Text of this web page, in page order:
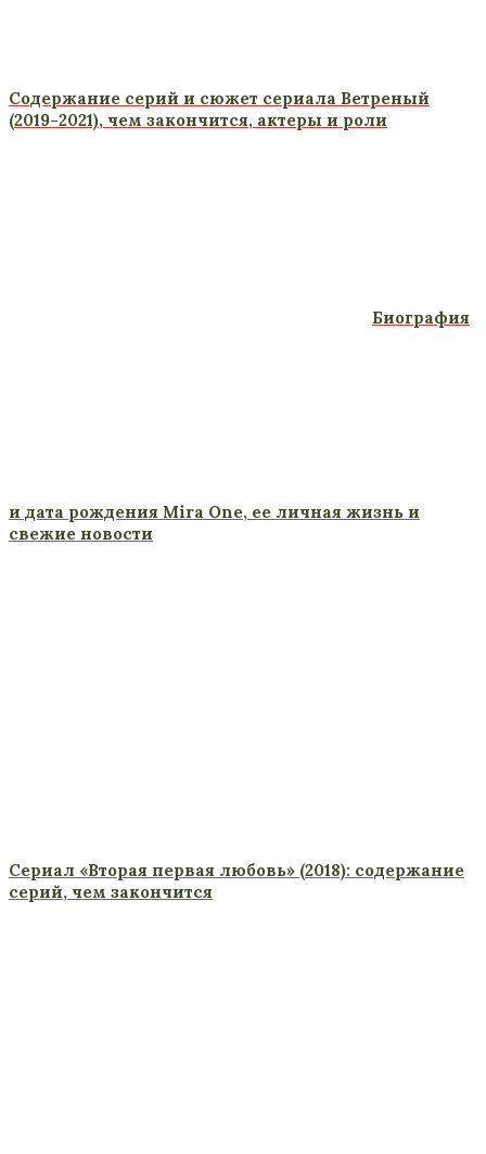
Содержание серий и сюжет сериала Ветреный
(2019-2021), чем закончится, актеры и роли
Биография
и дата рождения Mira One, ее личная жизнь и
свежие новости
Сериал «Вторая первая любовь» (2018): содержание
серий, чем закончится